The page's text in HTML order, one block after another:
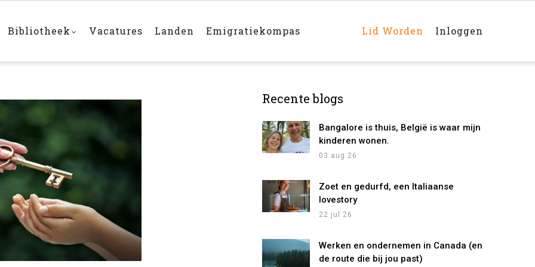
Bibliotheek Vacatures Landen Emigratiekompas
Main
rechts
Lid Worden Inloggen
Recente blogs
Bangalore is thuis, België is waar mijn
kinderen wonen.
03 aug 26
Zoet en gedurfd, een Italiaanse
lovestory
22 jul 26
Werken en ondernemen in Canada (en
de route die bij jou past)